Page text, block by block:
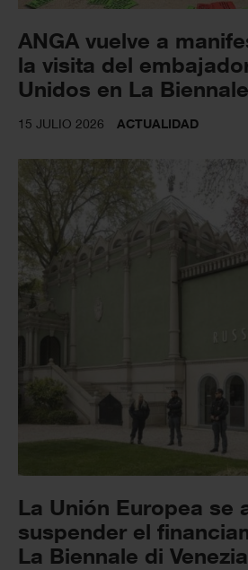
ANGA vuelve a
la visita del
Unidos en La
15 JULIO 2026 ACTUALIDAD
La Unión Europea se
suspender el
La Biennale di Venezia